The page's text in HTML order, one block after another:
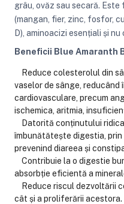
grâu, ovăz sau secară.
(mangan, fier, zinc, fosfor,
D), aminoacizi esențiali și
Beneficii Blue Amaranth
Reduce colesterolul din
vaselor de sânge,
cardiovasculare, precum
ischemica, aritmia,
Datorită conținutului
îmbunătătește digestia,
prevenind diareea și
Contribuie la o digestie
absorbție eficientă a
Reduce riscul dezvoltării
cât și a proliferării acestora.